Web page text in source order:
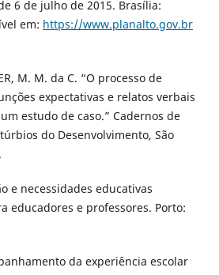
6 de julho de 2015. Brasília:
em: https://www.planalto.gov.br
M. M. da C. “O processo de
expectativas e relatos verbais
estudo de caso.” Cadernos de
do Desenvolvimento, São
e necessidades educativas
educadores e professores. Porto:
da experiência escolar